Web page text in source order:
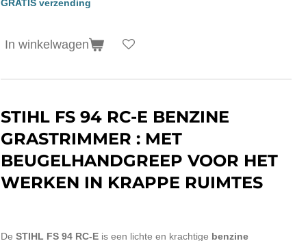
GRATIS verzending
In winkelwagen
STIHL FS 94 RC-E BENZINE
GRASTRIMMER : MET
BEUGELHANDGREEP VOOR HET
WERKEN IN KRAPPE RUIMTES
De STIHL FS 94 RC-E is een lichte en krachtige benzine